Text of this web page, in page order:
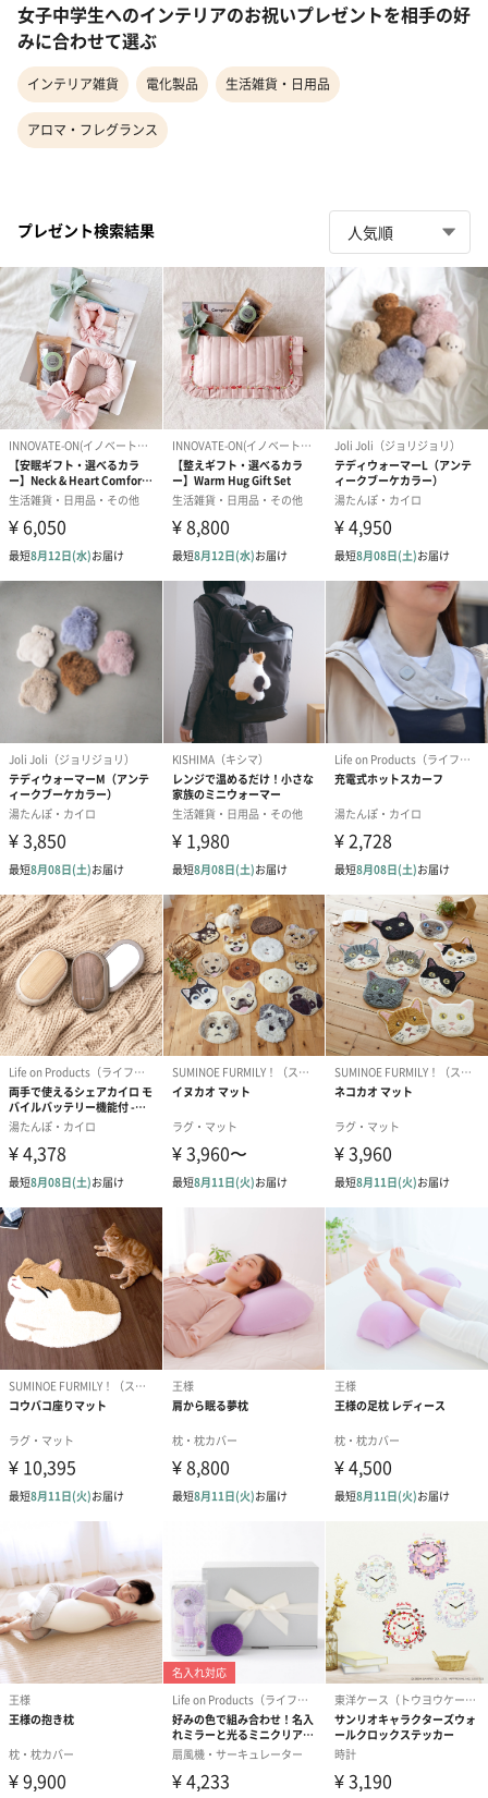
女子中学生へのインテリアのお祝いプレゼントを相手の好
みに合わせて選ぶ
インテリア雑貨 電化製品 生活雑貨・日用品
アロマ・フレグランス
プレゼント検索結果